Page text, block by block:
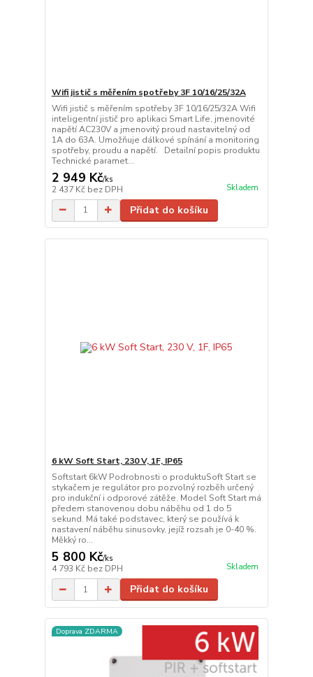
Wifi jistič s měřením spotřeby 3F 10/16/25/32A
Wifi jistič s měřením spotřeby 3F 10/16/25/32A Wifi
inteligentní jistič pro aplikaci Smart Life, jmenovité
napětí AC230V a jmenovitý proud nastavitelný od
1A do 63A. Umožňuje dálkové spínání a monitoring
spotřeby, proudu a napětí. Detailní popis produktu
Technické paramet...
2 949 Kč/ks
2 437 Kč bez DPH Skladem
Přidat do košíku
6 kW Soft Start, 230 V, 1F, IP65
Softstart 6kW Podrobnosti o produktuSoft Start se
stykačem je regulátor pro pozvolný rozběh určený
pro indukční i odporové zátěže. Model Soft Start má
předem stanovenou dobu náběhu od 1 do 5
sekund. Má také podstavec, který se používá k
nastavení náběhu sinusovky, jejíž rozsah je 0-40 %.
Měkký ro...
5 800 Kč/ks
4 793 Kč bez DPH Skladem
Přidat do košíku
Doprava ZDARMA